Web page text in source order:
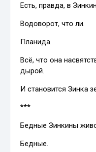
Есть, правда, в
Водоворот, что ли.
Планида.
Всё, что она
дырой.
И становится Зинка
***
Бедные Зинкины
Бедные.